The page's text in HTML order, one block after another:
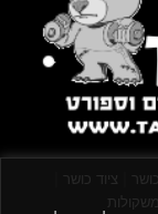
ציוד כושר
משקולות